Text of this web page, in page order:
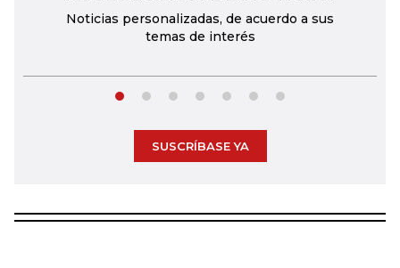
Noticias personalizadas, de acuerdo a sus
temas de interés
SUSCRÍBASE YA